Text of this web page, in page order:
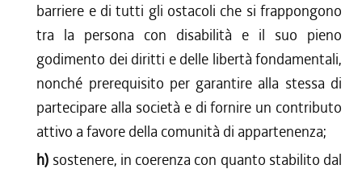
barriere e di tutti gli ostacoli che si frappongono
tra la persona con disabilità e il suo pieno
godimento dei diritti e delle libertà fondamentali,
nonché prerequisito per garantire alla stessa di
partecipare alla società e di fornire un contributo
attivo a favore della comunità di appartenenza;
h) sostenere, in coerenza con quanto stabilito dal